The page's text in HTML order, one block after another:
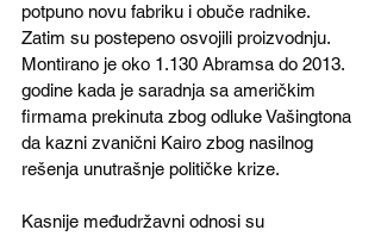
potpuno novu fabriku i obuče radnike.
Zatim su postepeno osvojili proizvodnju.
Montirano je oko 1.130 Abramsa do 2013.
godine kada je saradnja sa američkim
firmama prekinuta zbog odluke Vašingtona
da kazni zvanični Kairo zbog nasilnog
rešenja unutrašnje političke krize.
Kasnije međudržavni odnosi su